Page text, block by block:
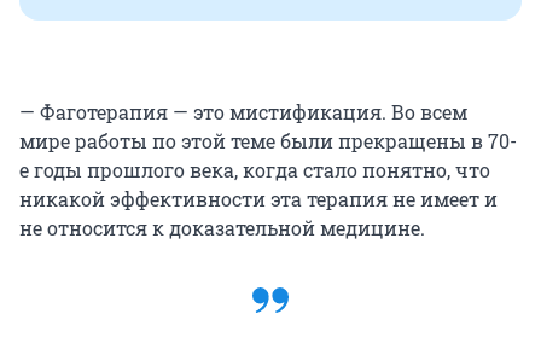
— Фаготерапия — это мистификация. Во всем
мире работы по этой теме были прекращены в 70-
е годы прошлого века, когда стало понятно, что
никакой эффективности эта терапия не имеет и
не относится к доказательной медицине.